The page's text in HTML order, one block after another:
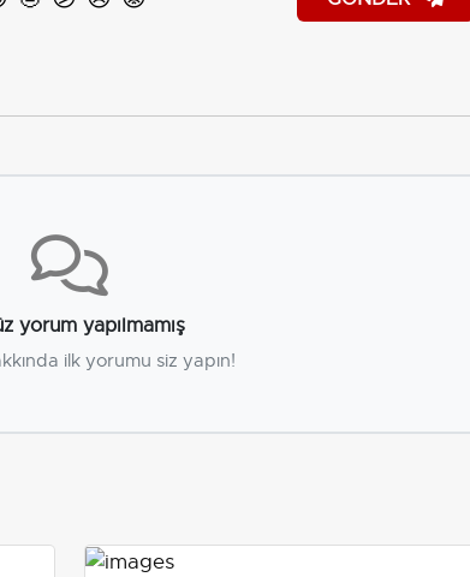
yorum yapılmamış
ilk yorumu siz yapın!